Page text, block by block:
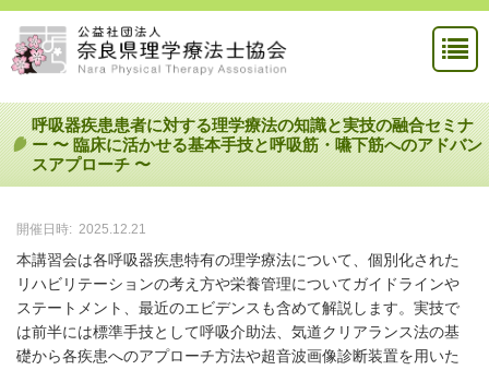
呼吸器疾患患者に対する理学療法の知識と実技の融合セミナ
ー 〜 臨床に活かせる基本手技と呼吸筋・嚥下筋へのアドバン
スアプローチ 〜
開催日時: 2025.12.21
本講習会は各呼吸器疾患特有の理学療法について、個別化された
リハビリテーションの考え方や栄養管理についてガイドラインや
ステートメント、最近のエビデンスも含めて解説します。実技で
は前半には標準手技として呼吸介助法、気道クリアランス法の基
礎から各疾患へのアプローチ方法や超音波画像診断装置を用いた